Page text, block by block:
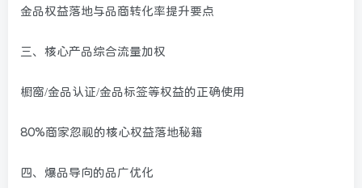
金品权益落地与品商转化率提升要点
三、核心产品综合流量加权
橱窗/金品认证/金品标签等权益的正确使用
80%商家忽视的核心权益落地秘籍
四、爆品导向的品广优化